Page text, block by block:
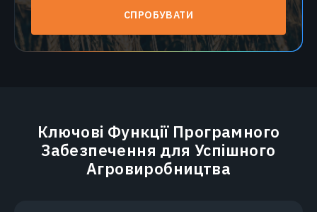
СПРОБУВАТИ
Ключові Функції Програмного
Забезпечення для Успішного
Агровиробництва